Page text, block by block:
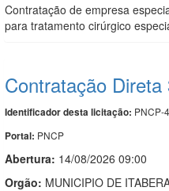
Contratação de empresa
para tratamento cirúrgico
Contratação Direta
Identificador desta licitação: PNCP-
Portal: PNCP
Abertura: 14/08/2026 09:00
Orgão: MUNICIPIO DE